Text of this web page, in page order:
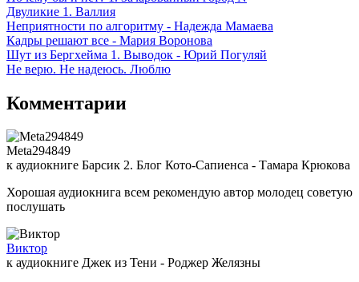
Двуликие 1. Валлия
Неприятности по алгоритму - Надежда Мамаева
Кадры решают все - Мария Воронова
Шут из Бергхейма 1. Выводок - Юрий Погуляй
Не верю. Не надеюсь. Люблю
Комментарии
Meta294849
к аудиокниге Барсик 2. Блог Кото-Сапиенса - Тамара Крюкова
Хорошая аудиокнига всем рекомендую автор молодец советую
послушать
Виктор
к аудиокниге Джек из Тени - Роджер Желязны